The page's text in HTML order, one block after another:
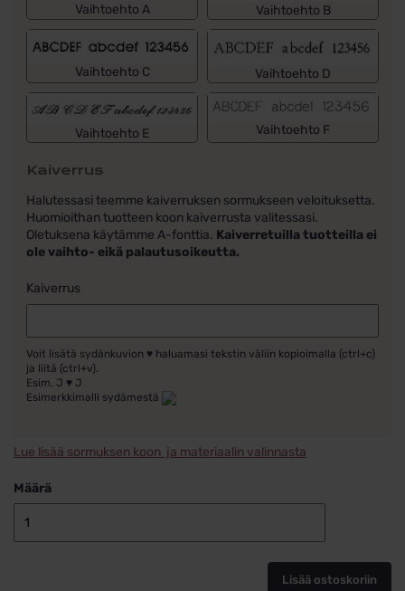
Vaihtoehto A Vaihtoehto B
Vaihtoehto C Vaihtoehto D
Vaihtoehto E Vaihtoehto F
Kaiverrus
Halutessasi teemme kaiverruksen sormukseen veloituksetta.
Huomioithan tuotteen koon kaiverrusta valitessasi.
Oletuksena käytämme A-fonttia. Kaiverretuilla tuotteilla ei
ole vaihto- eikä palautusoikeutta.
Kaiverrus
Voit lisätä sydänkuvion ♥ haluamasi tekstin väliin kopioimalla (ctrl+c)
ja liitä (ctrl+v).
Esim. J ♥ J
Esimerkkimalli sydämestä
Lue lisää sormuksen koon ja materiaalin valinnasta
Määrä
White
Style
Lisää ostoskoriin